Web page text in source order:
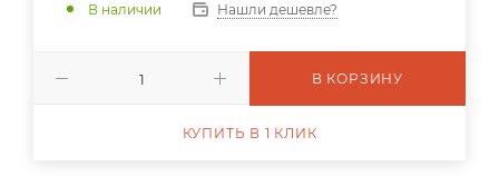
В наличии
Нашли дешевле?
В КОРЗИНУ
КУПИТЬ В 1 КЛИК